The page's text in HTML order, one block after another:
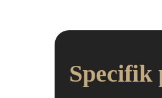
Specifik